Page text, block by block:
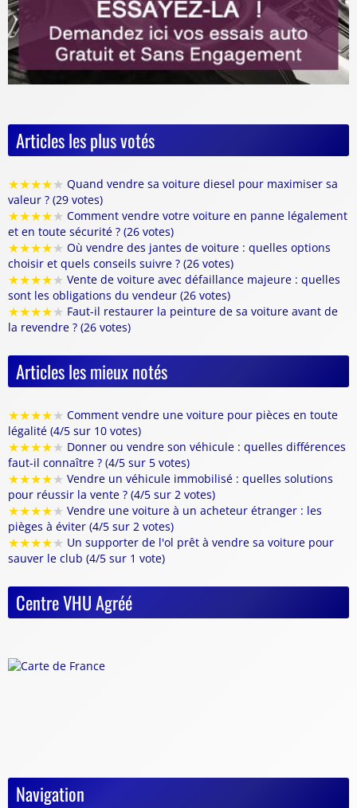
Articles les plus votés
★★★★★ Quand vendre sa voiture diesel pour maximiser sa
valeur ? (29 votes)
★★★★★ Comment vendre votre voiture en panne légalement
et en toute sécurité ? (26 votes)
★★★★★ Où vendre des jantes de voiture : quelles options
choisir et quels conseils suivre ? (26 votes)
★★★★★ Vente de voiture avec défaillance majeure : quelles
sont les obligations du vendeur (26 votes)
★★★★★ Faut-il restaurer la peinture de sa voiture avant de
la revendre ? (26 votes)
Articles les mieux notés
★★★★★ Comment vendre une voiture pour pièces en toute
légalité (4/5 sur 10 votes)
★★★★★ Donner ou vendre son véhicule : quelles différences
faut-il connaître ? (4/5 sur 5 votes)
★★★★★ Vendre un véhicule immobilisé : quelles solutions
pour réussir la vente ? (4/5 sur 2 votes)
★★★★★ Vendre une voiture à un acheteur étranger : les
pièges à éviter (4/5 sur 2 votes)
★★★★★ Un supporter de l'ol prêt à vendre sa voiture pour
sauver le club (4/5 sur 1 vote)
Centre VHU Agréé
Navigation